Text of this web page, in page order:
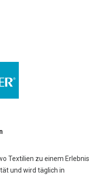
Textilien zu einem Erlebnis
und wird täglich in